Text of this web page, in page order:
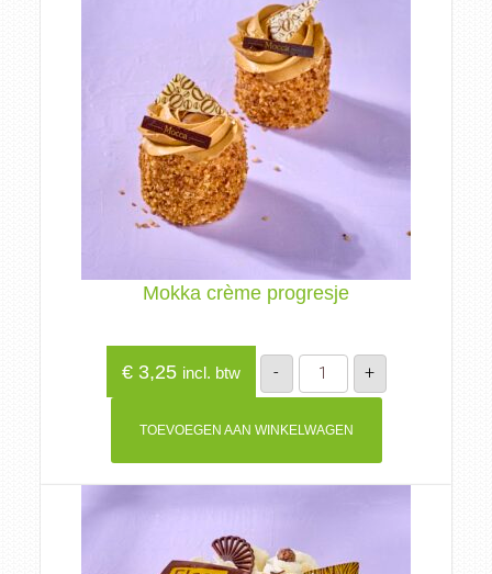
Mokka crème progresje
€3,25 incl. btw -
Mokka
crème
progresje
+
TOEVOEGEN AAN WINKELWAGEN